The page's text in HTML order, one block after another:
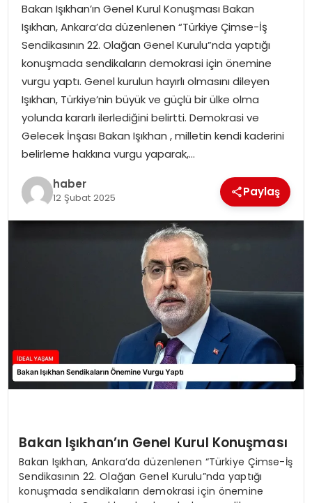
İDEAL SPOR
YAŞAM
MAGAZIN
SAĞLIK
SOSYAL HABER
Bakan Işıkhan’ın Genel Kurul Konuşması Bakan
Işıkhan, Ankara’da düzenlenen “Türkiye Çimse-İş
Sendikasının 22. Olağan Genel Kurulu”nda yaptığı
konuşmada sendikaların demokrasi için önemine
vurgu yaptı. Genel kurulun hayırlı olmasını dileyen
Işıkhan, Türkiye’nin büyük ve güçlü bir ülke olma
yolunda kararlı ilerlediğini belirtti. Demokrasi ve
Gelecek İnşası Bakan Işıkhan , milletin kendi kaderini
belirleme hakkına vurgu yaparak,…
haber
12 Şubat 2025 Paylaş
Bakan Işıkhan’ın Genel Kurul Konuşması
Bakan Işıkhan, Ankara’da düzenlenen “Türkiye Çimse-İş
Sendikasının 22. Olağan Genel Kurulu”nda yaptığı
konuşmada sendikaların demokrasi için önemine